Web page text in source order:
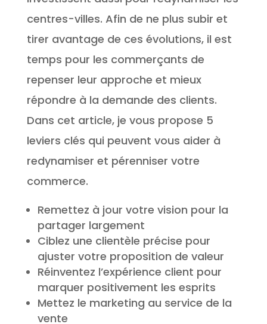
centres-villes. Afin de ne plus subir et
tirer avantage de ces évolutions, il est
temps pour les commerçants de
repenser leur approche et mieux
répondre à la demande des clients.
Dans cet article, je vous propose 5
leviers clés qui peuvent vous aider à
redynamiser et pérenniser votre
commerce.
Remettez à jour votre vision pour la
partager largement
Ciblez une clientèle précise pour
ajuster votre proposition de valeur
Réinventez l’expérience client pour
marquer positivement les esprits
Mettez le marketing au service de la
vente